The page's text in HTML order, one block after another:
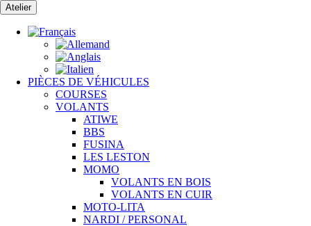
Passer
au
contenu
Atelier
PIÈCES DE VÉHICULES
COURSES
VOLANTS
ATIWE
BBS
FUSINA
LES LESTON
MOMO
VOLANTS EN BOIS
VOLANTS EN CUIR
MOTO-LITA
NARDI / PERSONAL